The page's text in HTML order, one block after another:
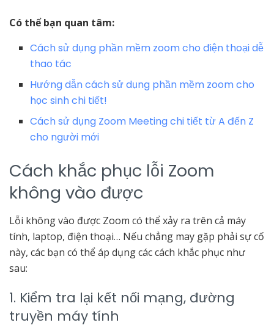
Có thể bạn quan tâm:
Cách sử dụng phần mềm zoom cho điện thoại dễ
thao tác
Hướng dẫn cách sử dụng phần mềm zoom cho
học sinh chi tiết!
Cách sử dụng Zoom Meeting chi tiết từ A đến Z
cho người mới
Cách khắc phục lỗi Zoom
không vào được
Lỗi không vào được Zoom có thể xảy ra trên cả máy
tính, laptop, điện thoại… Nếu chẳng may gặp phải sự cố
này, các bạn có thể áp dụng các cách khắc phục như
sau:
1. Kiểm tra lại kết nối mạng, đường
truyền máy tính